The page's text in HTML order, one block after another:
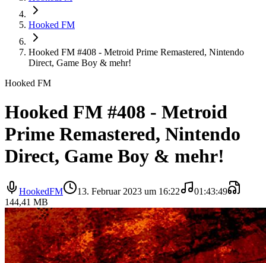
Hooked FM
Hooked FM #408 - Metroid Prime Remastered, Nintendo
Direct, Game Boy & mehr!
Hooked FM
Hooked FM #408 - Metroid
Prime Remastered, Nintendo
Direct, Game Boy & mehr!
HookedFM 13. Februar 2023 um 16:22
01:43:49
144,41 MB